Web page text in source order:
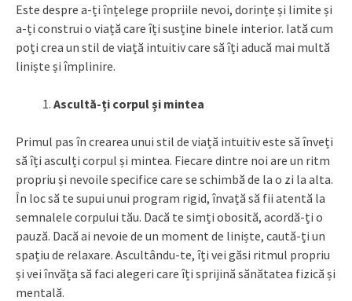
Este despre a-ți înțelege propriile nevoi, dorințe și limite și
a-ți construi o viață care îți susține binele interior. Iată cum
poți crea un stil de viață intuitiv care să îți aducă mai multă
liniște și împlinire.
Ascultă-ți corpul și mintea
Primul pas în crearea unui stil de viață intuitiv este să înveți
să îți asculți corpul și mintea. Fiecare dintre noi are un ritm
propriu și nevoile specifice care se schimbă de la o zi la alta.
În loc să te supui unui program rigid, învață să fii atentă la
semnalele corpului tău. Dacă te simți obosită, acordă-ți o
pauză. Dacă ai nevoie de un moment de liniște, caută-ți un
spațiu de relaxare. Ascultându-te, îți vei găsi ritmul propriu
și vei învăța să faci alegeri care îți sprijină sănătatea fizică și
mentală.